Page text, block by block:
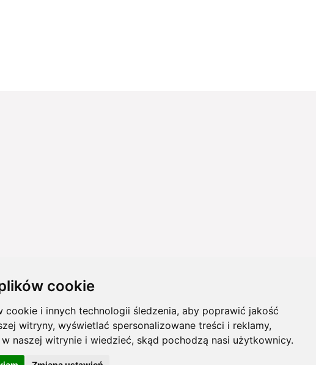
cookie
cookie i innych technologii śledzenia, aby poprawić jakość
witryny, wyświetlać spersonalizowane treści i reklamy,
naszej witrynie i wiedzieć, skąd pochodzą nasi użytkownicy.